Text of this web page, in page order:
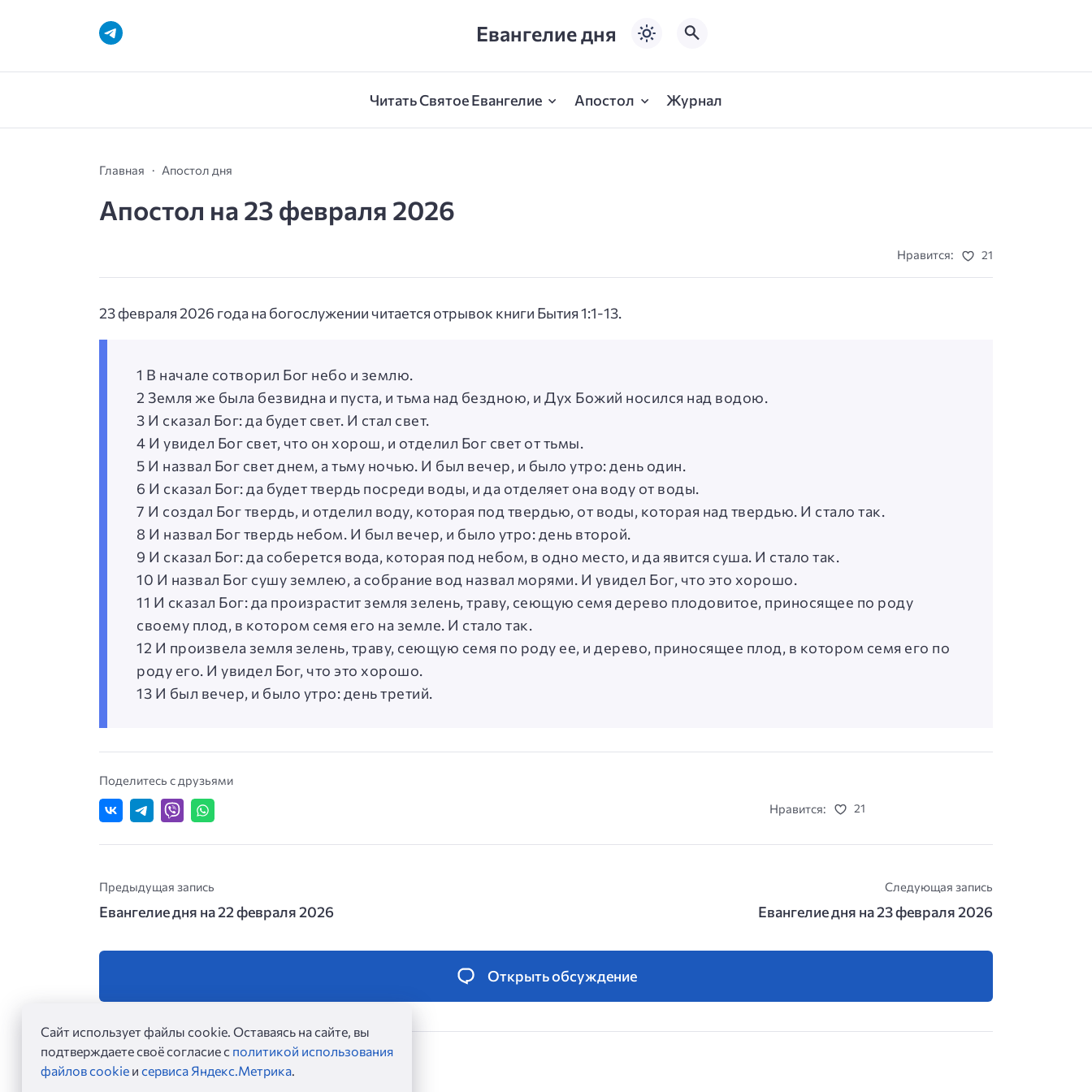
Евангелие дня
Читать Святое Евангелие Апостол Журнал
Главная Апостол дня
Апостол на 23 февраля 2026
Нравится: 21
23 февраля 2026 года на богослужении читается отрывок книги Бытия 1:1-13.
1 В начале сотворил Бог небо и землю.
2 Земля же была безвидна и пуста, и тьма над бездною, и Дух Божий носился над водою.
3 И сказал Бог: да будет свет. И стал свет.
4 И увидел Бог свет, что он хорош, и отделил Бог свет от тьмы.
5 И назвал Бог свет днем, а тьму ночью. И был вечер, и было утро: день один.
6 И сказал Бог: да будет твердь посреди воды, и да отделяет она воду от воды.
7 И создал Бог твердь, и отделил воду, которая под твердью, от воды, которая над твердью. И стало так.
8 И назвал Бог твердь небом. И был вечер, и было утро: день второй.
9 И сказал Бог: да соберется вода, которая под небом, в одно место, и да явится суша. И стало так.
10 И назвал Бог сушу землею, а собрание вод назвал морями. И увидел Бог, что это хорошо.
11 И сказал Бог: да произрастит земля зелень, траву, сеющую семя дерево плодовитое, приносящее по роду
своему плод, в котором семя его на земле. И стало так.
12 И произвела земля зелень, траву, сеющую семя по роду ее, и дерево, приносящее плод, в котором семя его по
роду его. И увидел Бог, что это хорошо.
13 И был вечер, и было утро: день третий.
Поделитесь с друзьями
Нравится:
21
Предыдущая запись
Евангелие дня на 22 февраля 2026
Следующая запись
Евангелие дня на 23 февраля 2026
Открыть обсуждение
Сайт использует файлы cookie. Оставаясь на сайте, вы
подтверждаете своё согласие с политикой использования
файлов cookieи сервиса Яндекс.Метрика.